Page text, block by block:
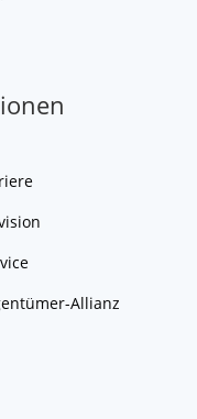
Allianz